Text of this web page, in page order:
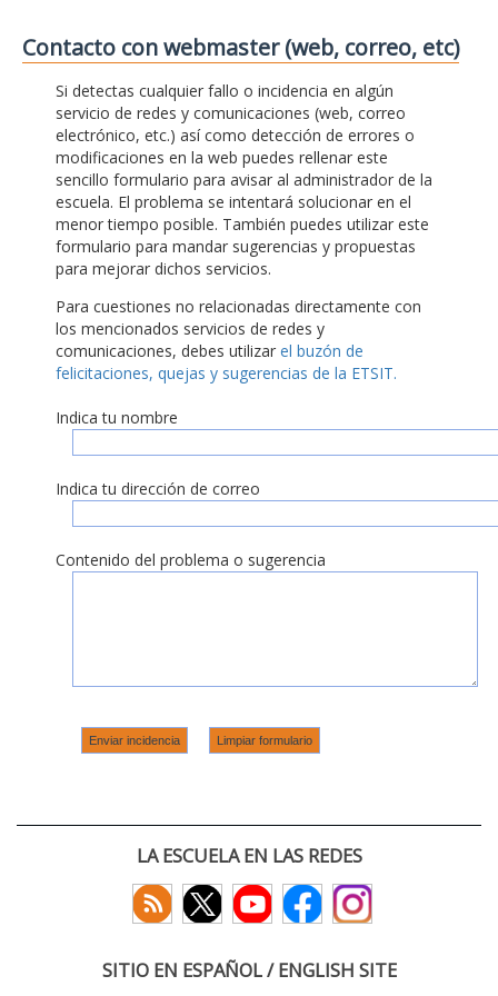
Contacto con webmaster (web, correo, etc)
Si detectas cualquier fallo o incidencia en algún
servicio de redes y comunicaciones (web, correo
electrónico, etc.) así como detección de errores o
modificaciones en la web puedes rellenar este
sencillo formulario para avisar al administrador de la
escuela. El problema se intentará solucionar en el
menor tiempo posible. También puedes utilizar este
formulario para mandar sugerencias y propuestas
para mejorar dichos servicios.
Para cuestiones no relacionadas directamente con
los mencionados servicios de redes y
comunicaciones, debes utilizar el buzón de
felicitaciones, quejas y sugerencias de la ETSIT.
Indica tu nombre
Indica tu dirección de correo
Contenido del problema o sugerencia
LA ESCUELA EN LAS REDES
SITIO EN ESPAÑOL / ENGLISH SITE